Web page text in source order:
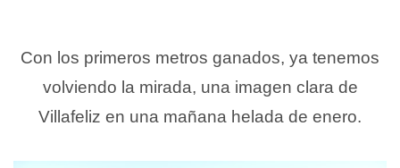
Con los primeros metros ganados, ya tenemos
volviendo la mirada, una imagen clara de
Villafeliz en una mañana helada de enero.